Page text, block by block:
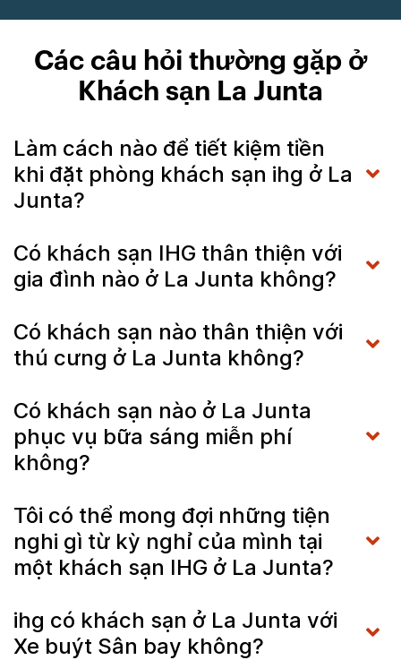
Các câu hỏi thường gặp ở
Khách sạn La Junta
Làm cách nào để tiết kiệm tiền
khi đặt phòng khách sạn ihg ở La
Junta?
Có khách sạn IHG thân thiện với
gia đình nào ở La Junta không?
Có khách sạn nào thân thiện với
thú cưng ở La Junta không?
Có khách sạn nào ở La Junta
phục vụ bữa sáng miễn phí
không?
Tôi có thể mong đợi những tiện
nghi gì từ kỳ nghỉ của mình tại
một khách sạn IHG ở La Junta?
ihg có khách sạn ở La Junta với
Xe buýt Sân bay không?